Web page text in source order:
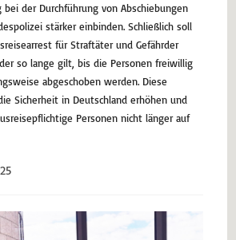
der Durchführung von Abschiebungen
stärker einbinden. Schließlich soll
für Straftäter und Gefährder
so lange gilt, bis die Personen freiwillig
abgeschoben werden. Diese
Sicherheit in Deutschland erhöhen und
Personen nicht länger auf